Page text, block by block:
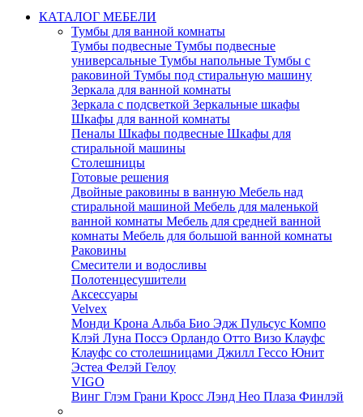
КАТАЛОГ МЕБЕЛИ
Тумбы для ванной комнаты
Тумбы подвесные Тумбы подвесные
универсальные Тумбы напольные Тумбы с
раковиной Тумбы под стиральную машину
Зеркала для ванной комнаты
Зеркала с подсветкой Зеркальные шкафы
Шкафы для ванной комнаты
Пеналы Шкафы подвесные Шкафы для
стиральной машины
Столешницы
Готовые решения
Двойные раковины в ванную Мебель над
стиральной машиной Мебель для маленькой
ванной комнаты Мебель для средней ванной
комнаты Мебель для большой ванной комнаты
Раковины
Смесители и водосливы
Полотенцесушители
Аксессуары
Velvex
Монди Крона Альба Био Эдж Пульсус Компо
Клэй Луна Поссэ Орландо Отто Визо Клауфс
Клауфс со столешницами Джилл Гессо Юнит
Эстеа Фелэй Гелоу
VIGO
Винг Глэм Грани Кросс Лэнд Нео Плаза Финлэй